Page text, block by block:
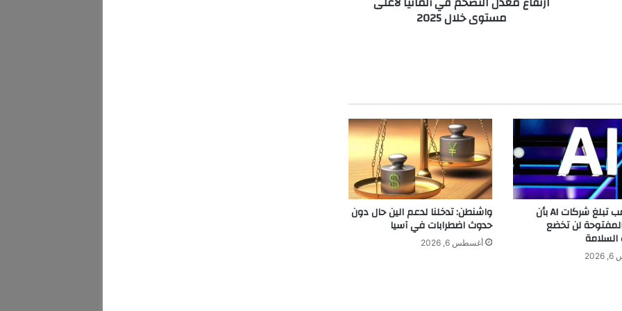
ف
ي
أ
م
ا
ن
ي
مستوى خلال 2025
إدارة ترامب تبلغ شركات AI بأن
لن تخضع
السلامة
واشنطن: تدخلنا لدعم الين حال دون
حدوث اضطرابات في آسيا
أغسطس 6, 2026